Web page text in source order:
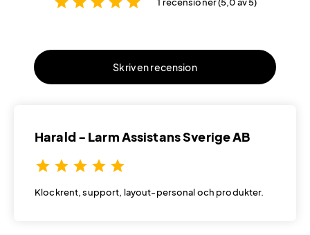
Skriv en recension
star star star star star
Harald - Larm Assistans Sverige AB
Klockrent, support, layout-personal och produkter.